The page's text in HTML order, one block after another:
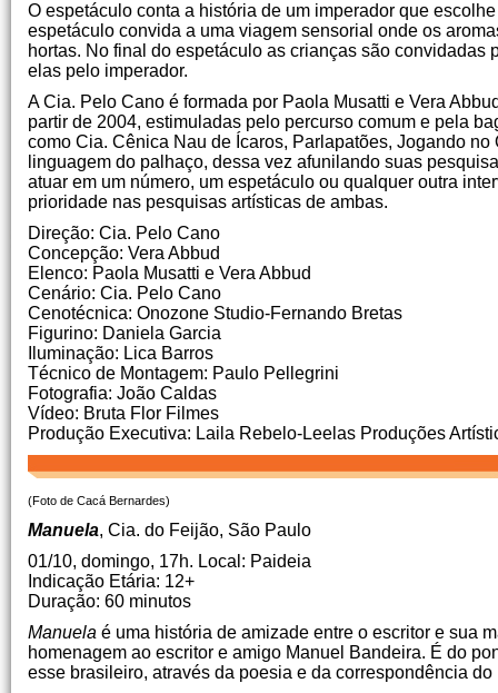
O espetáculo conta a história de um imperador que
espetáculo convida a uma viagem sensorial onde os
hortas. No final do espetáculo as crianças são
elas pelo imperador.
A Cia. Pelo Cano é formada por Paola Musatti e Vera
partir de 2004, estimuladas pelo percurso comum e pela
como Cia. Cênica Nau de Ícaros, Parlapatões, Jogando
linguagem do palhaço, dessa vez afunilando suas
atuar em um número, um espetáculo ou qualquer outra
prioridade nas pesquisas artísticas de ambas.
Direção: Cia. Pelo Cano
Concepção: Vera Abbud
Elenco: Paola Musatti e Vera Abbud
Cenário: Cia. Pelo Cano
Cenotécnica: Onozone Studio-Fernando Bretas
Figurino: Daniela Garcia
Iluminação: Lica Barros
Técnico de Montagem: Paulo Pellegrini
Fotografia: João Caldas
Vídeo: Bruta Flor Filmes
Produção Executiva: Laila Rebelo-Leelas Produções
(Foto de Cacá Bernardes)
Manuela, Cia. do Feijão, São Paulo
01/10, domingo, 17h. Local: Paideia
Indicação Etária: 12+
Duração: 60 minutos
Manuela é uma história de amizade entre o escritor e sua
homenagem ao escritor e amigo Manuel Bandeira. É do
esse brasileiro, através da poesia e da correspondência